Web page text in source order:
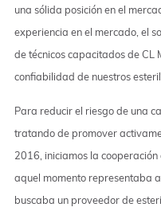
una sólida posición en el
experiencia en el mercado, el
de técnicos capacitados de
confiabilidad de nuestros
Para reducir el riesgo de una
tratando de promover
2016, iniciamos la cooperación
aquel momento representaba
buscaba un proveedor de